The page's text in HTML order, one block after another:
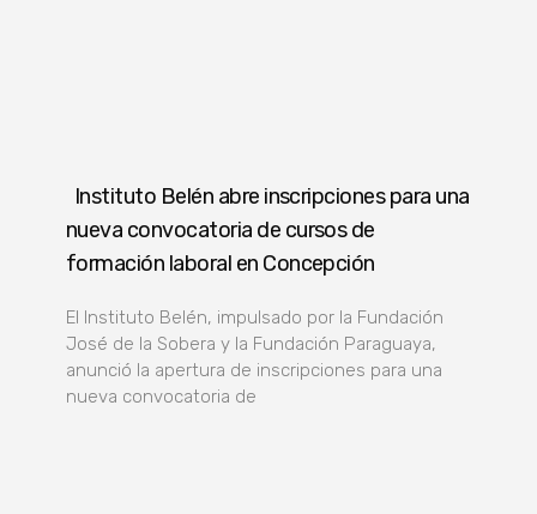
Instituto Belén abre inscripciones para una
nueva convocatoria de cursos de
formación laboral en Concepción
El Instituto Belén, impulsado por la Fundación
José de la Sobera y la Fundación Paraguaya,
anunció la apertura de inscripciones para una
nueva convocatoria de